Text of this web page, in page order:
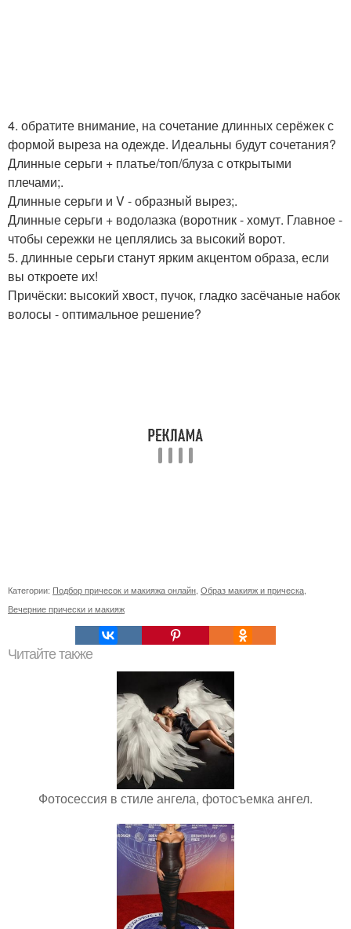
4. обратите внимание, на сочетание длинных серёжек с
формой выреза на одежде. Идеальны будут сочетания?
Длинные серьги + платье/топ/блуза с открытыми
плечами;.
Длинные серьги и V - образный вырез;.
Длинные серьги + водолазка (воротник - хомут. Главное -
чтобы сережки не цеплялись за высокий ворот.
5. длинные серьги станут ярким акцентом образа, если
вы откроете их!
Причёски: высокий хвост, пучок, гладко засёчаные набок
волосы - оптимальное решение?
Категории: Подбор причесок и макияжа онлайн, Образ макияж и прическа,
Вечерние прически и макияж
Читайте также
Фотосессия в стиле ангела, фотосъемка ангел.